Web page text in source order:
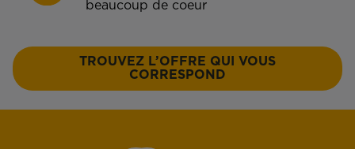
beaucoup de coeur
TROUVEZ L’OFFRE QUI VOUS
CORRESPOND